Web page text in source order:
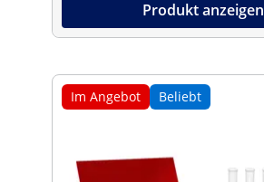
Produkt anzeigen
Im Angebot Beliebt